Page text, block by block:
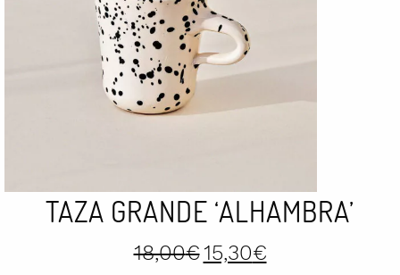
TAZA GRANDE ‘ALHAMBRA’
18,00€ Original
price
15,30€price